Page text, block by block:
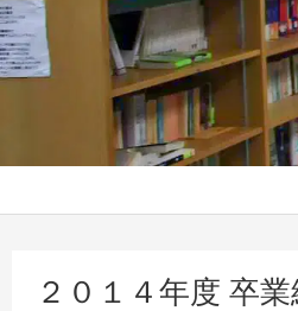
２０１４年度 卒